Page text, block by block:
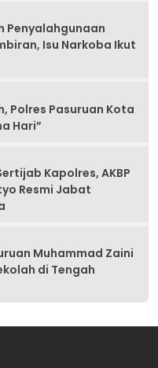
Penyalahgunaan
Isu Narkoba Ikut
Polres Pasuruan Kota
Hari”
Kapolres, AKBP
Resmi Jabat
Muhammad Zaini
di Tengah